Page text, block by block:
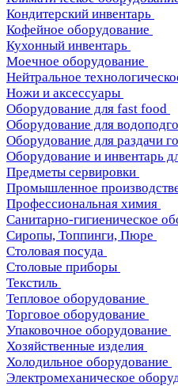
Кондитерский инвентарь
Кофейное оборудование
Кухонный инвентарь
Моечное оборудование
Нейтральное
Ножи и аксессуары
Оборудование для fast food
Оборудование для
Оборудование для раздачи
Оборудование и инвентарь
Предметы сервировки
Промышленное
Профессиональная химия
Санитарно-гигиеническое
Сиропы, Топпинги, Пюре
Столовая посуда
Столовые приборы
Текстиль
Тепловое оборудование
Торговое оборудование
Упаковочное оборудование
Хозяйственные изделия
Холодильное оборудование
Электромеханическое